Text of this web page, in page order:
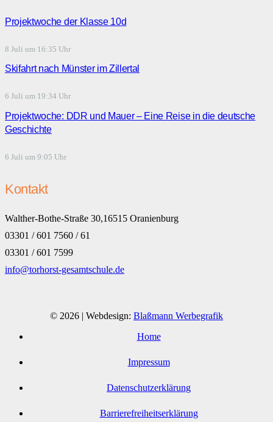
Projektwoche der Klasse 10d
8 Juli um 16:35 Uhr
Skifahrt nach Münster im Zillertal
6 Juli um 19:34 Uhr
Projektwoche: DDR und Mauer – Eine Reise in die deutsche
Geschichte
6 Juli um 9:05 Uhr
Kontakt
Walther-Bothe-Straße 30,16515 Oranienburg
03301 / 601 7560 / 61
03301 / 601 7599
info@torhorst-gesamtschule.de
© 2026 | Webdesign: Blaßmann Werbegrafik
Home
Impressum
Datenschutzerklärung
Barrierefreiheitserklärung